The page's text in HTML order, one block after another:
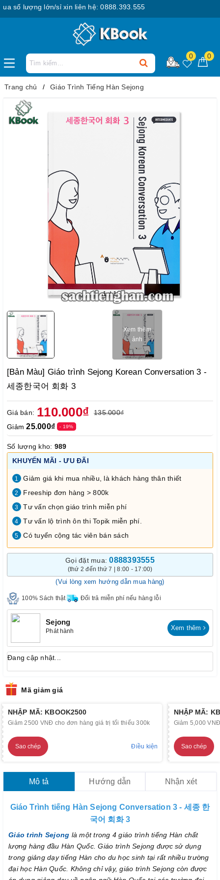
lượng lớn/sỉ xin liên hệ: 0888.393.555
0 0
Trang chủ Giáo Trình Tiếng Hàn Sejong
1/1
Xem thêm
ảnh
[Bản Màu] Giáo trình Sejong Korean Conversation 3 -
세종한국어 회화 3
Giá bán: 110.000₫
135.000₫
Giảm25.000₫ - 19%
Số lượng kho: 989
KHUYẾN MÃI - ƯU ĐÃI
1 Giảm giá khi mua nhiều, là khách hàng thân thiết
2 Freeship đơn hàng > 800k
3 Tư vấn chọn giáo trình miễn phí
4 Tư vấn lộ trình ôn thi Topik miễn phí.
5 Có tuyển cộng tác viên bán sách
Gọi đặt mua:0888393555
(thứ 2 đến thứ 7 | 8:00 - 17:00)
(Vui lòng xem hướng dẫn mua hàng)
100% Sách thật Đổi trả miễn phí nếu hàng lỗi
Sejong
Phát hành Xem thêm
Đang cập nhật...
Mã giảm giá
NHẬP MÃ: KBOOK2500
Giảm 2500 VNĐ cho đơn hàng giá trị tối thiểu 300k
Sao chép Điều kiện
NHẬP MÃ:
Giảm 5,000
Sao chép
Mô tả Hướng dẫn Nhận xét
Giáo Trình tiếng Hàn Sejong Conversation 3 - 세종 한
국어 회화 3
Giáo trình Sejong là một trong 4 giáo trình tiếng Hàn chất
lượng hàng đầu Hàn Quốc. Giáo trình Sejong được sử dụng
trong giảng dạy tiếng Hàn cho du học sinh tại rất nhiều trường
đại học Hàn Quốc. Không chỉ vậy, giáo trình Sejong còn được